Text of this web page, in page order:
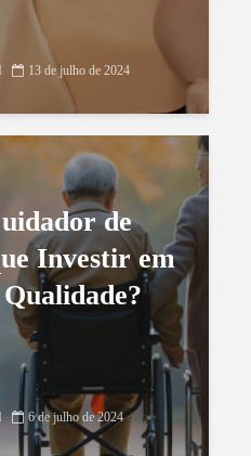
13 de julho de 2024
de
Investir em
6 de julho de 2024